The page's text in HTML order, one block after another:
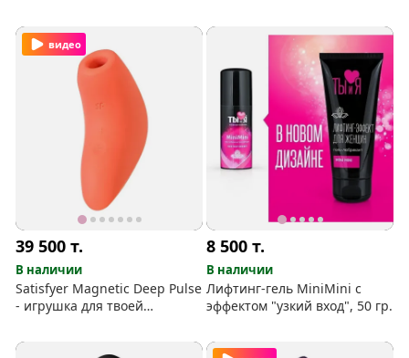
видео
39 500т.
В наличии
Satisfyer Magnetic Deep Pulse
- игрушка для твоей
8 500т.
В наличии
Лифтинг-гель MiniMini с
эффектом "узкий вход", 50 гр.